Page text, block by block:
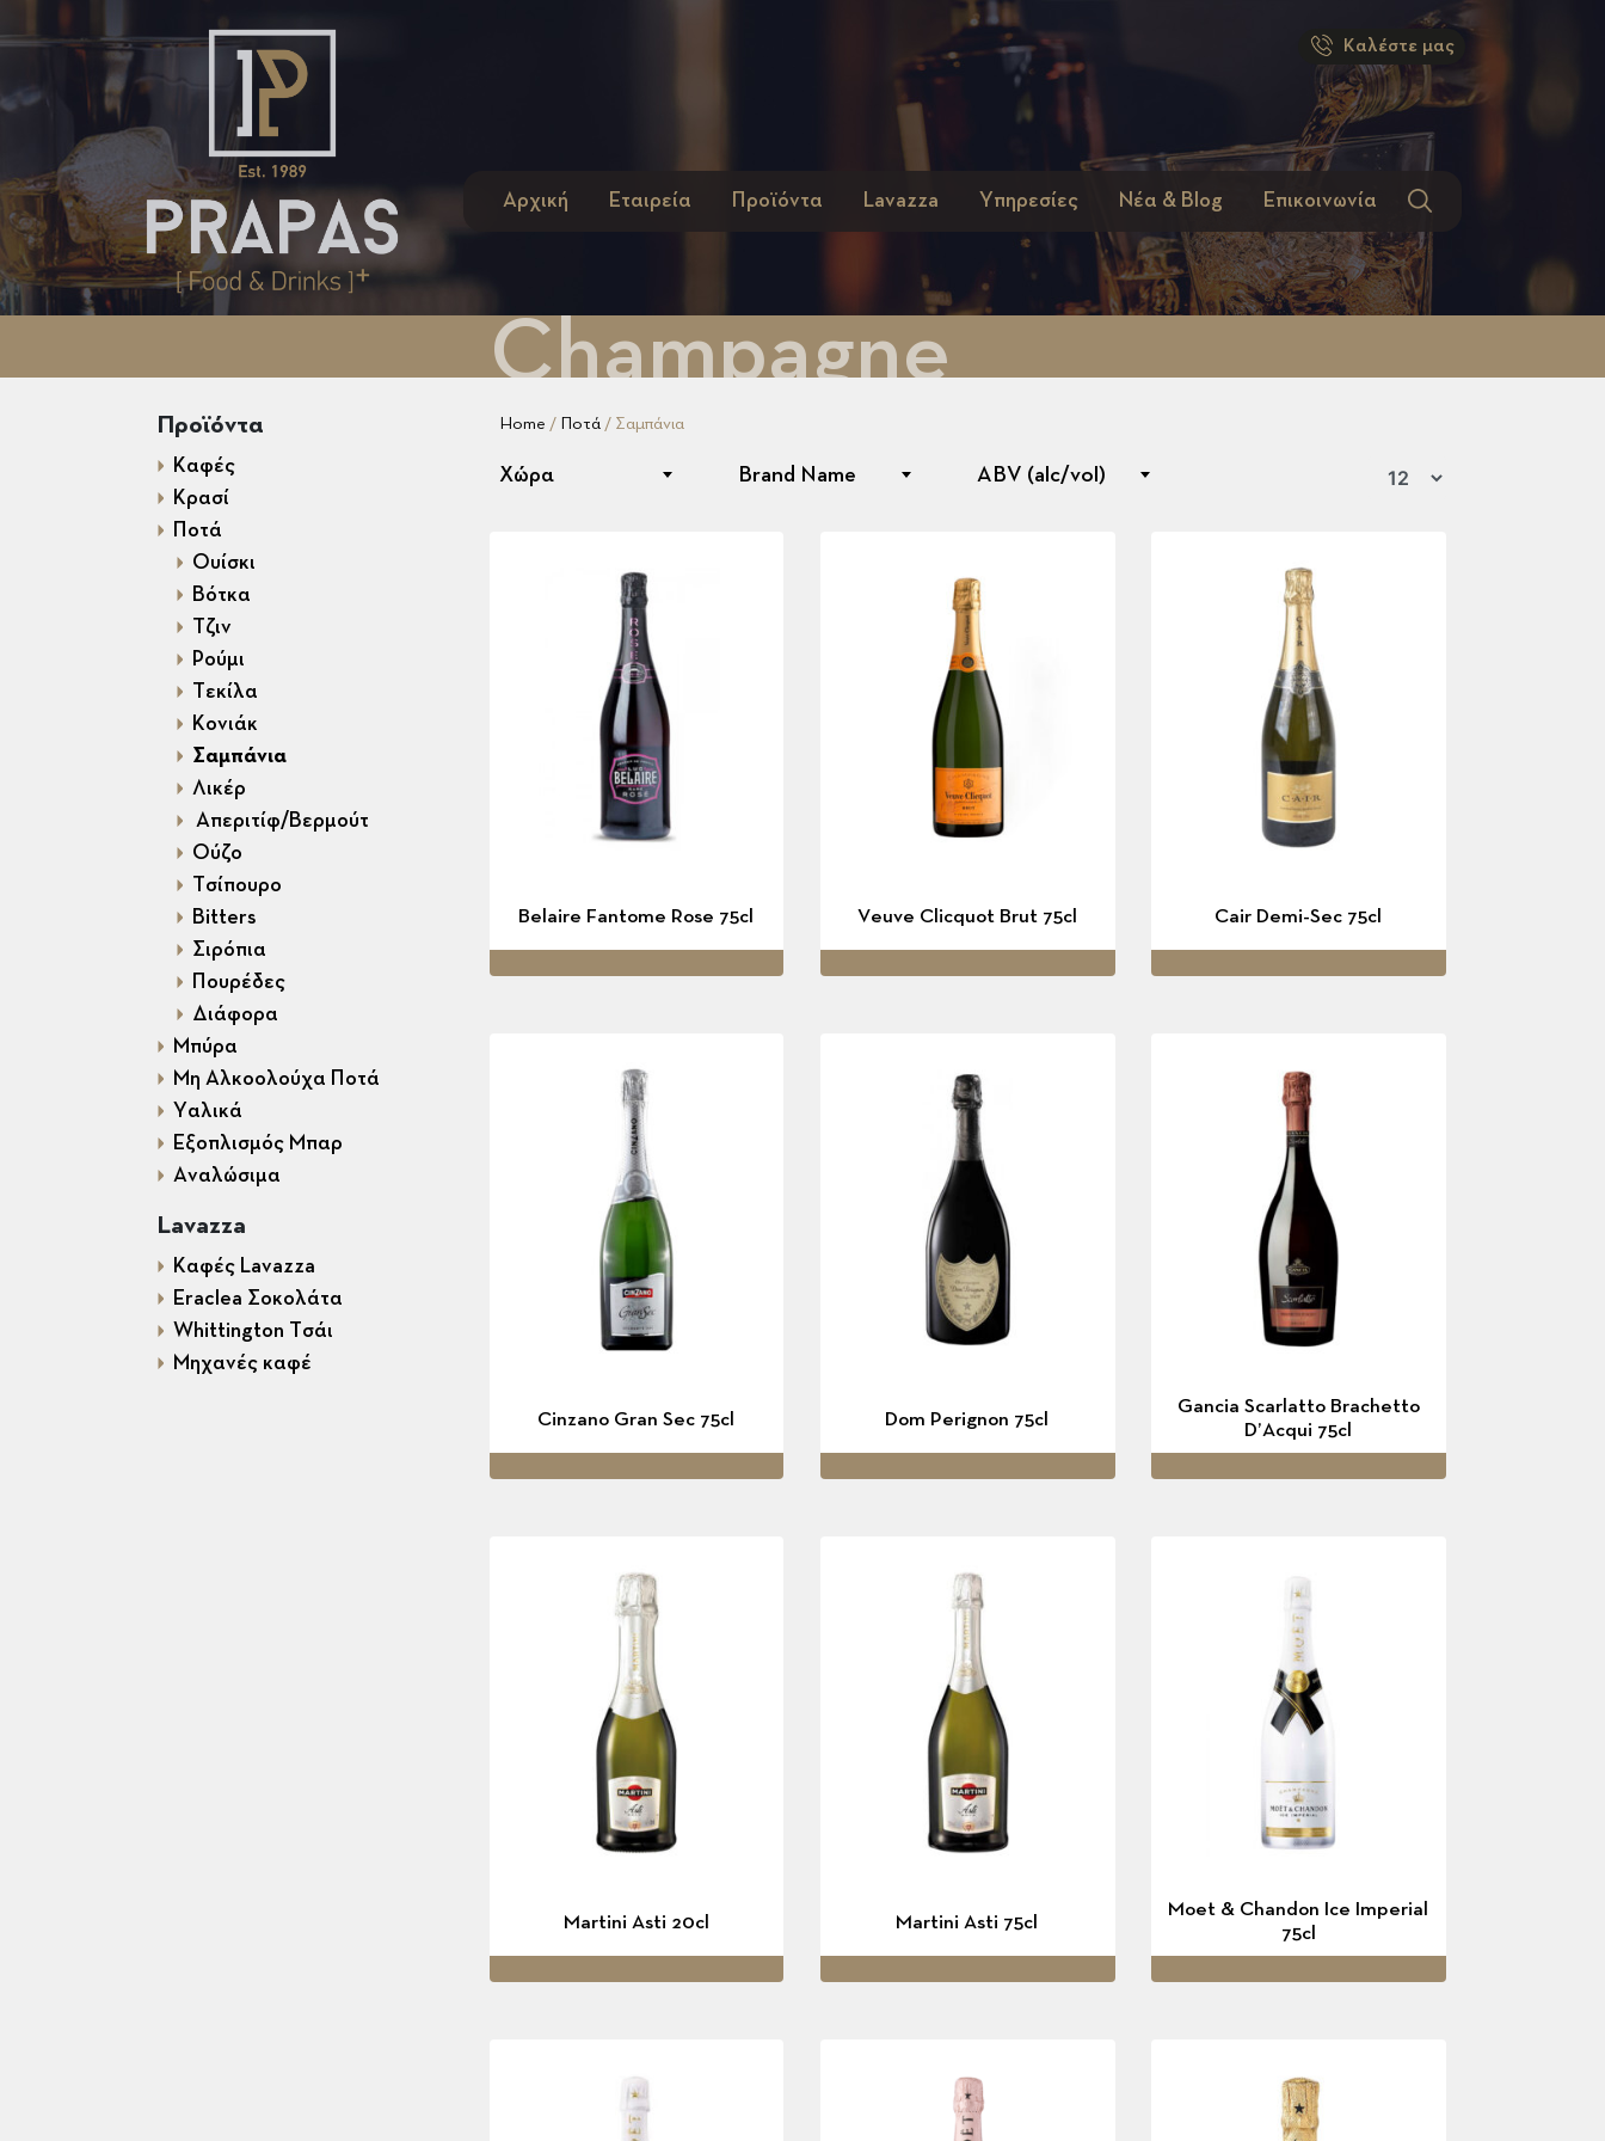
Καλέστε μας
Αρχική Εταιρεία Προϊόντα Lavazza Υπηρεσίες Νέα & Blog Επικοινωνία
Champagne
Προϊόντα
Καφές
Κρασί
Ποτά
Ουίσκι
Βότκα
Τζιν
Ρούμι
Τεκίλα
Κονιάκ
Σαμπάνια
Λικέρ
Απεριτίφ/Βερμούτ
Ούζο
Τσίπουρο
Bitters
Σιρόπια
Πουρέδες
Διάφορα
Μπύρα
Μη Αλκοολούχα Ποτά
Υαλικά
Εξοπλισμός Mπαρ
Αναλώσιμα
Lavazza
Καφές Lavazza
Eraclea Σοκολάτα
Whittington Τσάι
Μηχανές καφέ
Home / Ποτά/ Σαμπάνια
Χώρα Brand Name ABV (alc/vol)
Belaire Fantome Rose 75cl Veuve Clicquot Brut 75cl Cair Demi-Sec 75cl
Cinzano Gran Sec 75cl Dom Perignon 75cl
Gancia Scarlatto Brachetto
D’Acqui 75cl
Martini Asti 20cl Martini Asti 75cl
Moet & Chandon Ice Imperial
75cl